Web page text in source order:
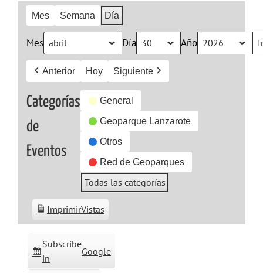
Mes Semana Día
Mes Día Año
Anterior Hoy Siguiente
Categorías
de
Eventos
General
Geoparque Lanzarote
Otros
Red de Geoparques
Todas las categorías
Subscribe
in
Google
ImprimirVistas